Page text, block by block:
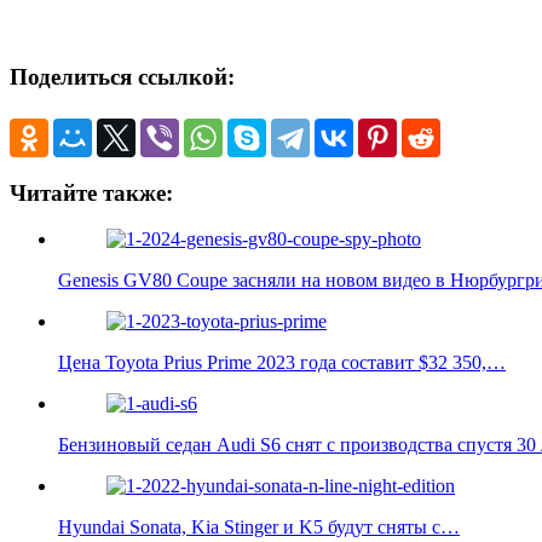
Поделиться ссылкой:
Читайте также:
Genesis GV80 Coupe засняли на новом видео в
Цена Toyota Prius Prime 2023 года составит $32 350,…
Бензиновый седан Audi S6 снят с производства спустя 30
Hyundai Sonata, Kia Stinger и K5 будут сняты с…